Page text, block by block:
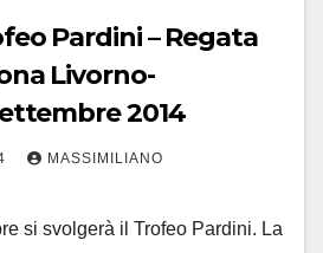
Pardini – Regata
Livorno-
2014
MASSIMILIANO
si svolgerà il Trofeo Pardini. La